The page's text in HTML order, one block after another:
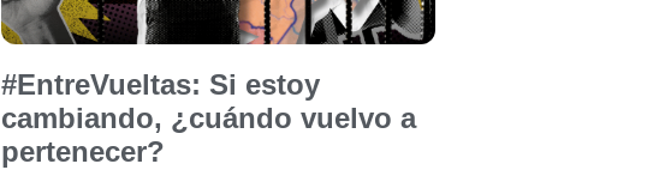
#EntreVueltas: Si estoy
cambiando, ¿cuándo vuelvo a
pertenecer?